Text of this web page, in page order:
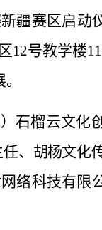
疆赛区启动
12号教学楼
石榴云文化
任、胡杨文化
络科技有限